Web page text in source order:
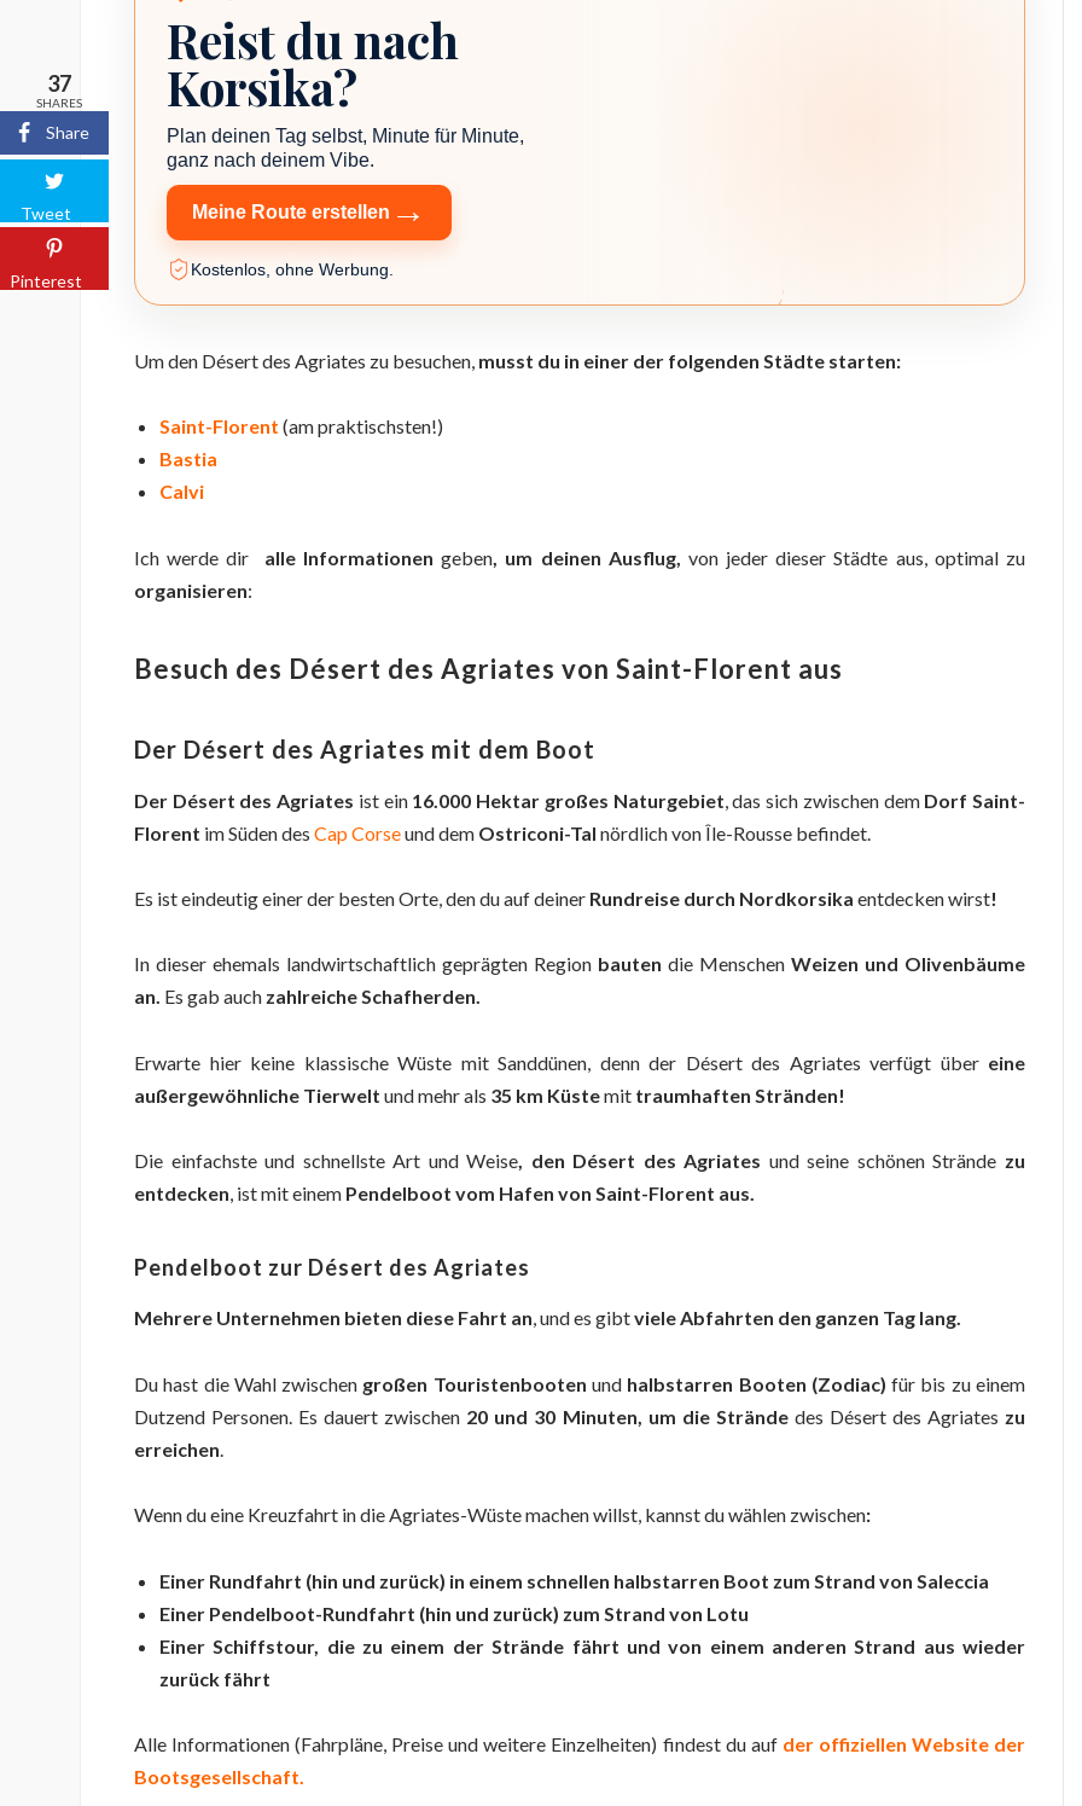
TripZ Reiseplaner
Reist du nach
Korsika?
Plan deinen Tag selbst, Minute für Minute,
ganz nach deinem Vibe.
Meine Route erstellen →
Kostenlos, ohne Werbung.
Um den Désert des Agriates zu besuchen, musst du in einer der folgenden Städte starten:
Saint-Florent (am praktischsten!)
Bastia
Calvi
Ich werde dir alle Informationen geben , um deinen Ausflug, von jeder dieser Städte aus, optimal zu
organisieren:
Besuch des Désert des Agriates von Saint-Florent aus
Der Désert des Agriates mit dem Boot
Der Désert des Agriates ist ein 16.000 Hektar großes Naturgebiet , das sich zwischen dem Dorf Saint-
Florent im Süden des Cap Corseund dem Ostriconi-Tal nördlich von Île-Rousse befindet.
Es ist eindeutig einer der besten Orte, den du auf deiner Rundreise durch Nordkorsika entdecken wirst!
In dieser ehemals landwirtschaftlich geprägten Region bauten die Menschen Weizen und Olivenbäume
an. Es gab auch zahlreiche Schafherden.
Erwarte hier keine klassische Wüste mit Sanddünen, denn der Désert des Agriates verfügt übereine
außergewöhnliche Tierwelt und mehr als 35 km Küstemit traumhaften Stränden!
Die einfachste und schnellste Art und Weise, den Désert des Agriates und seine schönen Strände zu
entdecken, ist mit einem Pendelboot vom Hafen von Saint-Florent aus.
Pendelboot zur Désert des Agriates
Mehrere Unternehmen bieten diese Fahrt an, und es gibtviele Abfahrten den ganzen Tag lang.
Du hast die Wahl zwischen großen Touristenbooten und halbstarren Booten (Zodiac) für bis zu einem
Dutzend Personen. Es dauert zwischen 20 und 30 Minuten, um die Strändedes Désert des Agriates zu
erreichen
Wenn du eine Kreuzfahrt in die Agriates-Wüste machen willst, kannst du wählen zwischen:
Einer Rundfahrt (hin und zurück) in einem schnellen halbstarren Boot zum Strand von Saleccia
Einer Pendelboot-Rundfahrt (hin und zurück) zum Strand von Lotu
Einer Schiffstour, die zu einem der Strände fährt und von einem anderen Strand aus wieder
zurück fährt
Alle Informationen (Fahrpläne, Preise und weitere Einzelheiten) findest du auf der offiziellen Website der
Bootsgesellschaft.
37
SHARES
Share
Tweet
Pinterest